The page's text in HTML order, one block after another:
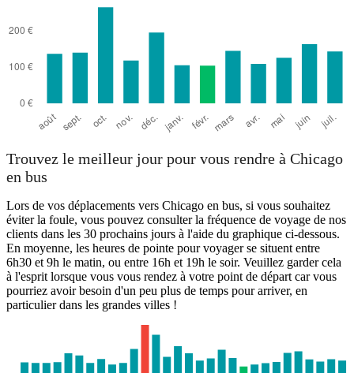
Trouvez le meilleur jour pour vous rendre à Chicago
en bus
Lors de vos déplacements vers Chicago en bus, si vous souhaitez
éviter la foule, vous pouvez consulter la fréquence de voyage de nos
clients dans les 30 prochains jours à l'aide du graphique ci-dessous.
En moyenne, les heures de pointe pour voyager se situent entre
6h30 et 9h le matin, ou entre 16h et 19h le soir. Veuillez garder cela
à l'esprit lorsque vous vous rendez à votre point de départ car vous
pourriez avoir besoin d'un peu plus de temps pour arriver, en
particulier dans les grandes villes !